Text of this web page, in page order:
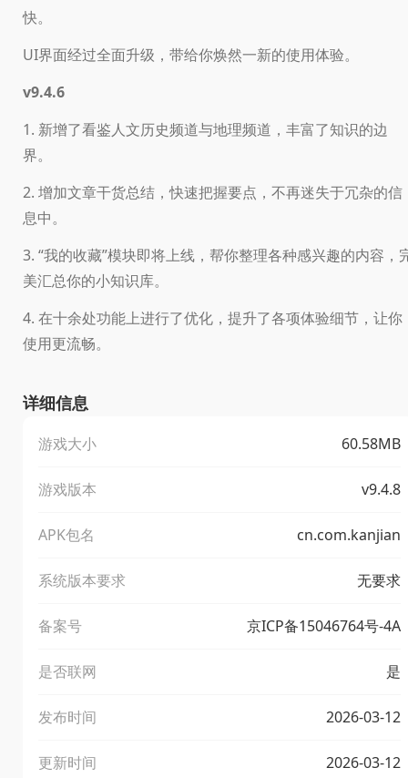
快。
UI界面经过全面升级，带给你焕然一新的使用体验。
v9.4.6
1. 新增了看鉴人文历史频道与地理频道，丰富了知识的边
界。
2. 增加文章干货总结，快速把握要点，不再迷失于冗杂的信
息中。
3. “我的收藏”模块即将上线，帮你整理各种感兴趣的内容，
美汇总你的小知识库。
4. 在十余处功能上进行了优化，提升了各项体验细节，让你
使用更流畅。
详细信息
游戏大小 60.58MB
游戏版本 v9.4.8
APK包名 cn.com.kanjian
系统版本要求 无要求
备案号 京ICP备15046764号-4A
是否联网 是
发布时间 2026-03-12
更新时间 2026-03-12